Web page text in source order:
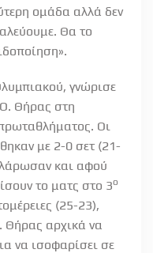
ομάδα αλλά δεν
Θα το
γνώρισε
Θήρας στη
Οι
με 2-0 σετ (21-
και αφού
το ματς στο 3ο
(25-23),
Θήρας αρχικά να
να ισοφαρίσει σε